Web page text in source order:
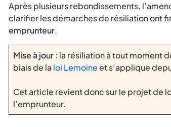
Après plusieurs rebondissements,
clarifier les démarches de résiliation ont
emprunteur.
Mise à jour: la résiliation à tout moment
biais de la loi Lemoineet s’applique
Cet article revient donc sur le projet de
l’emprunteur.